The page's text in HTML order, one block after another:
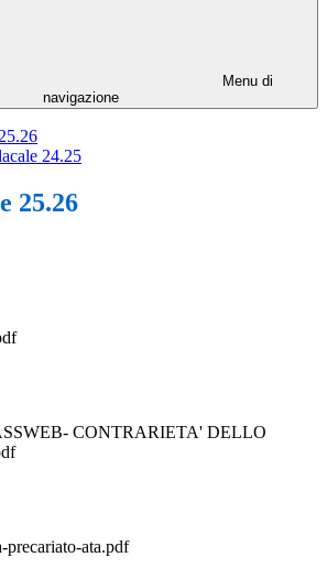
Menu di
navigazione
24.25
25.26
CONTRARIETA' DELLO
ata.pdf